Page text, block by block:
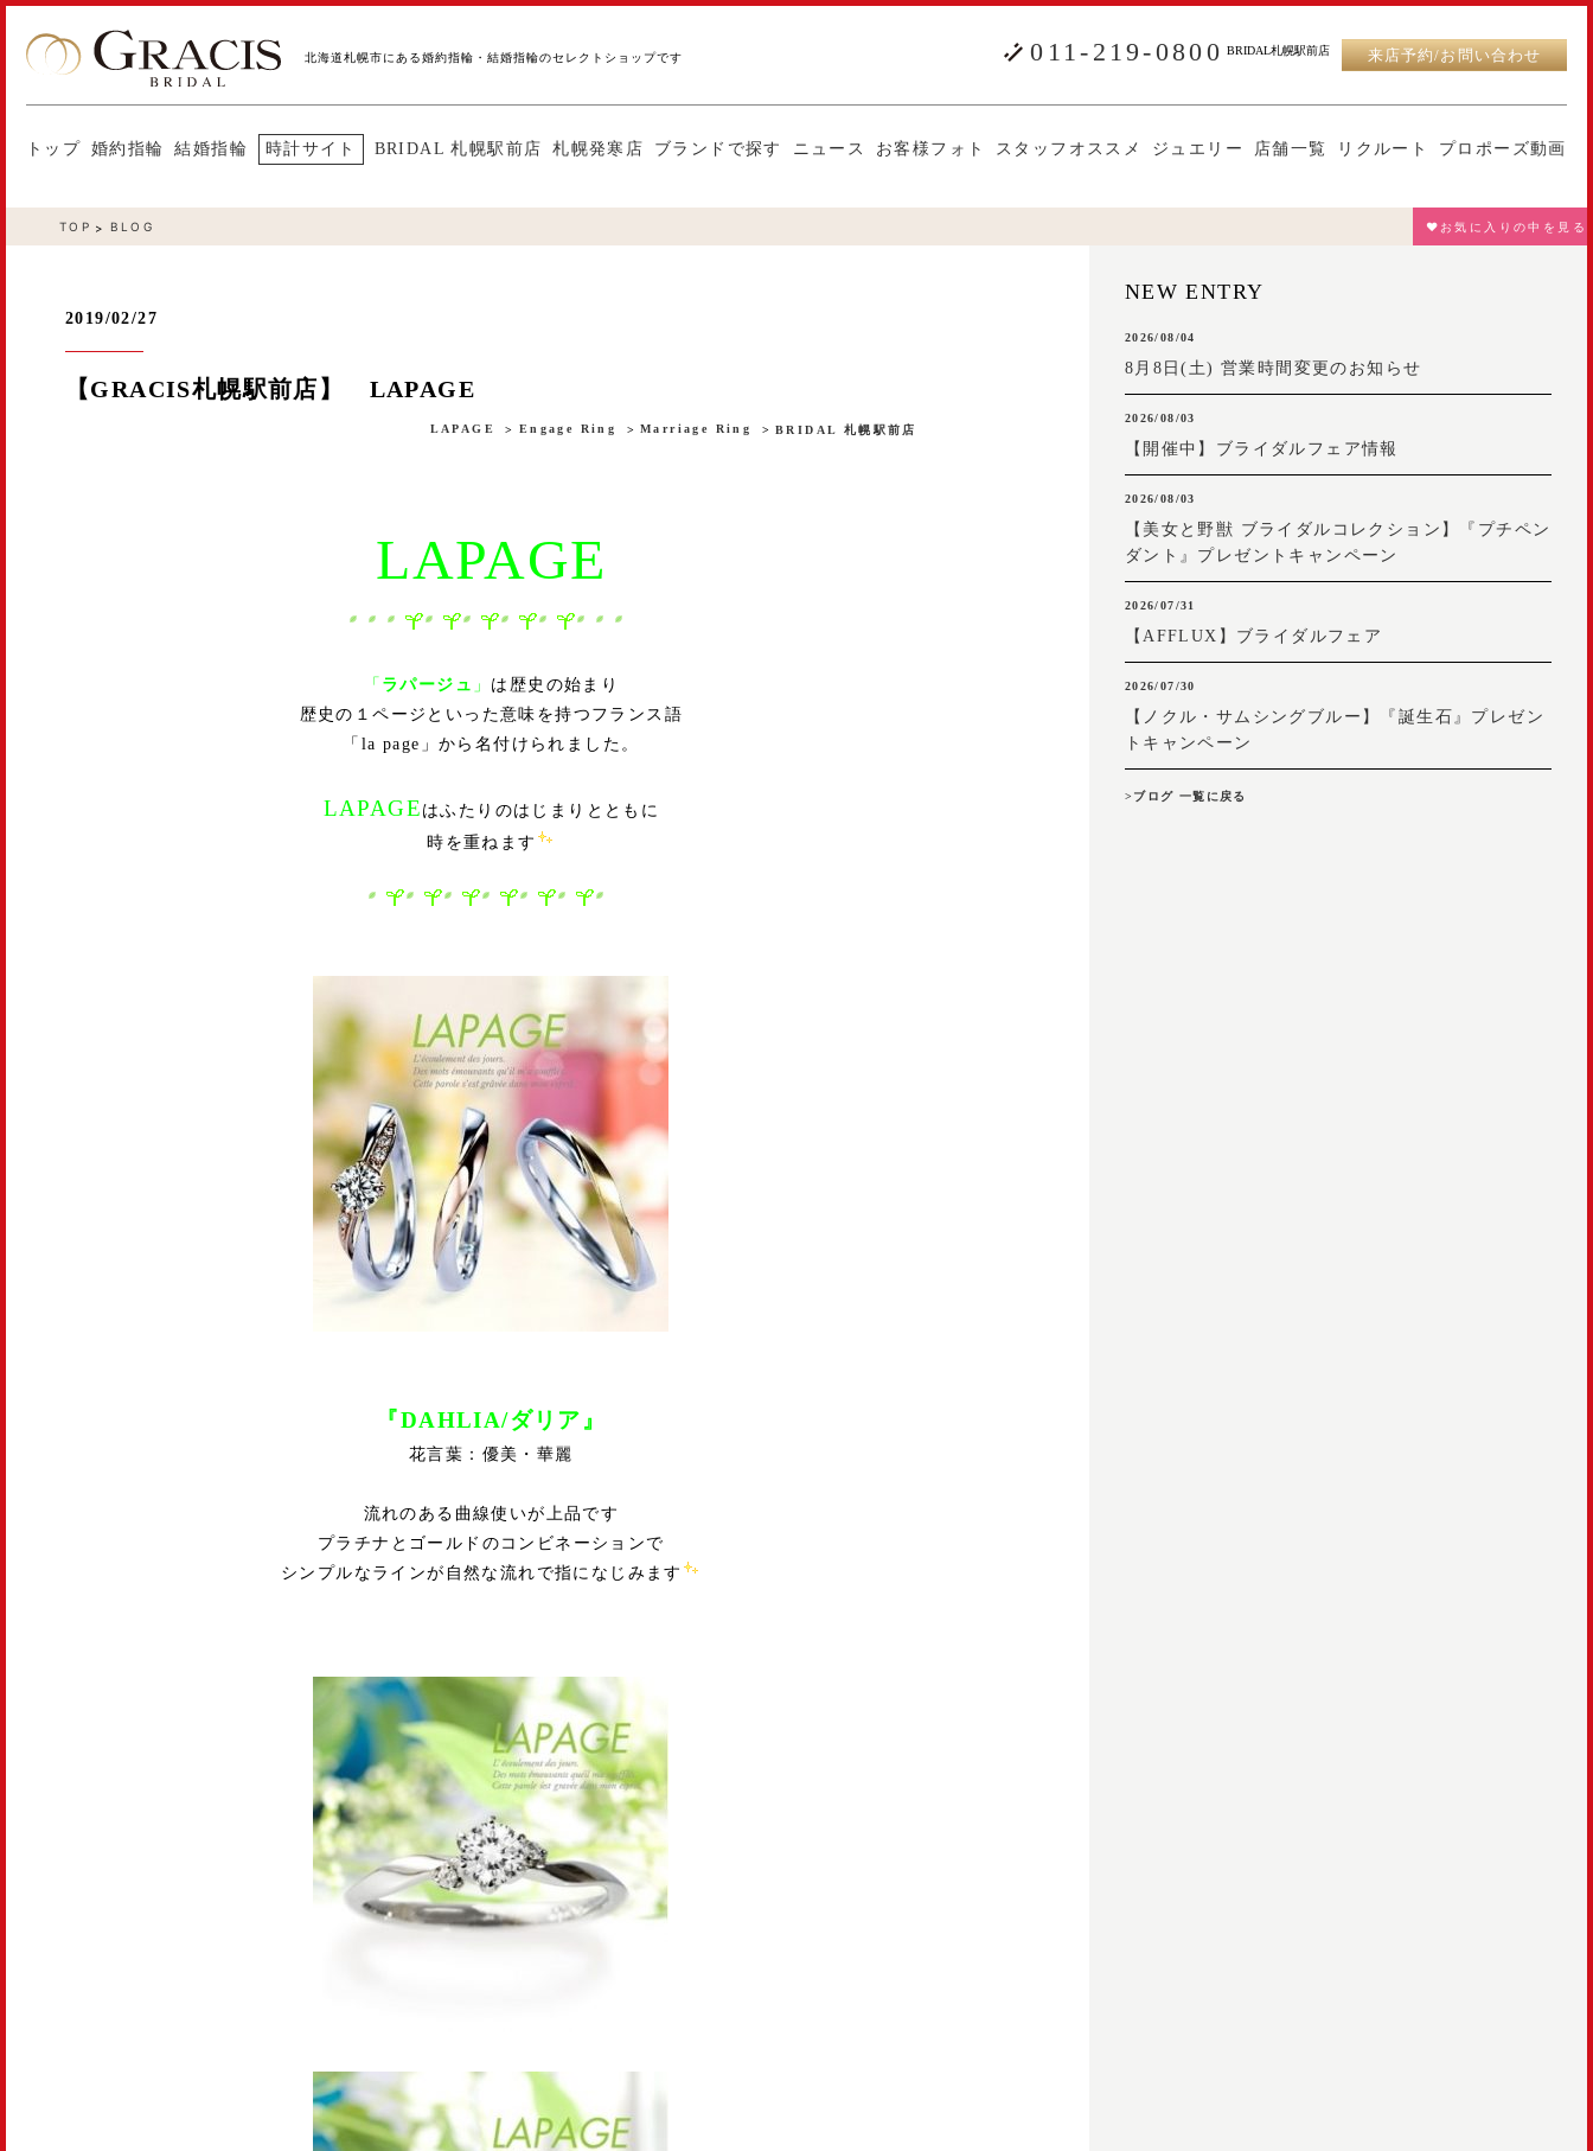
北海道札幌市にある婚約指輪・結婚指輪のセレクトショップです 011-219-0800 BRIDAL札幌駅前店 来店予約/お問い合わせ
トップ 婚約指輪 結婚指輪 時計サイト BRIDAL 札幌駅前店 札幌発寒店 ブランドで探す ニュース お客様フォト スタッフオススメ ジュエリー 店舗一覧 リクルート プロポーズ動画
TOP BLOG ♥お気に入りの中を見る
2019/02/27
【GRACIS札幌駅前店】 LAPAGE
LAPAGE Engage Ring Marriage Ring BRIDAL 札幌駅前店
LAPAGE
「 ラパージュ 」 は歴史の始まり
歴史の１ページといった意味を持つフランス語
「la page」から名付けられました。
LAPAGE はふたりのはじまりとともに
時を重ねます
『DAHLIA/ダリア』
花言葉：優美・華麗
流れのある曲線使いが上品です
プラチナとゴールドのコンビネーションで
シンプルなラインが自然な流れで指になじみます
NEW ENTRY
2026/08/04
8月8日(土) 営業時間変更のお知らせ
2026/08/03
【開催中】ブライダルフェア情報
2026/08/03
【美女と野獣 ブライダルコレクション】『プチペン
ダント』プレゼントキャンペーン
2026/07/31
【AFFLUX】ブライダルフェア
2026/07/30
【ノクル・サムシングブルー】『誕生石』プレゼン
トキャンペーン
>ブログ 一覧に戻る